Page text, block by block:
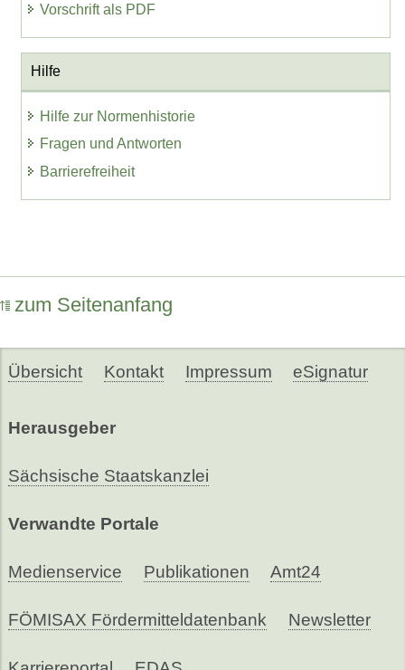
Vorschrift als PDF
Hilfe
Hilfe zur Normenhistorie
Fragen und Antworten
Barrierefreiheit
zum Seitenanfang
Übersicht Kontakt Impressum eSignatur
Herausgeber
Sächsische Staatskanzlei
Verwandte Portale
Medienservice Publikationen Amt24
FÖMISAX Fördermitteldatenbank Newsletter